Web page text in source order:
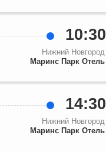
10:30
Нижний Новгород
Маринс Парк Отель
14:30
Нижний Новгород
Маринс Парк Отель